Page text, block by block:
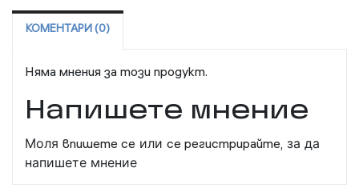
КОМЕНТАРИ (0)
Няма мнения за този продукт.
Напишете мнение
Моля впишете се или се регистрирайте, за да
напишете мнение